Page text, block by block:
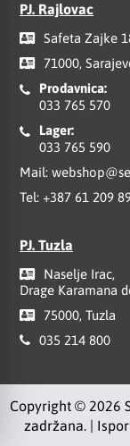
PJ. Rajlovac
Safeta Zajke
71000,
Prodavnica:
033 765 570
Lager:
033 765 590
Mail:
Tel: +387 61 209
PJ. Tuzla
Naselje Irac,
Drage Karamana
75000, Tuzla
035 214 800
Copyright © 2026
zadržana. |